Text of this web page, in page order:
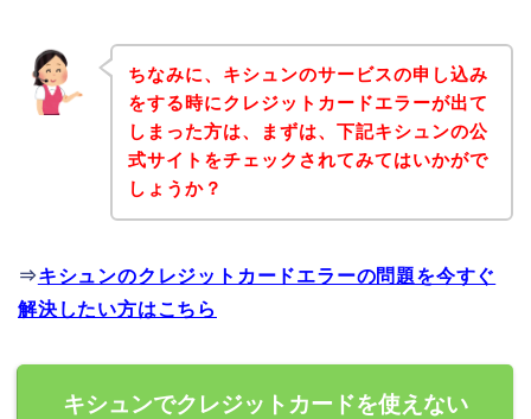
ちなみに、キシュンのサービスの申し込み
をする時にクレジットカードエラーが出て
しまった方は、まずは、下記キシュンの公
式サイトをチェックされてみてはいかがで
しょうか？
⇒キシュンのクレジットカードエラーの問題を今すぐ
解決したい方はこちら
キシュンでクレジットカードを使えない